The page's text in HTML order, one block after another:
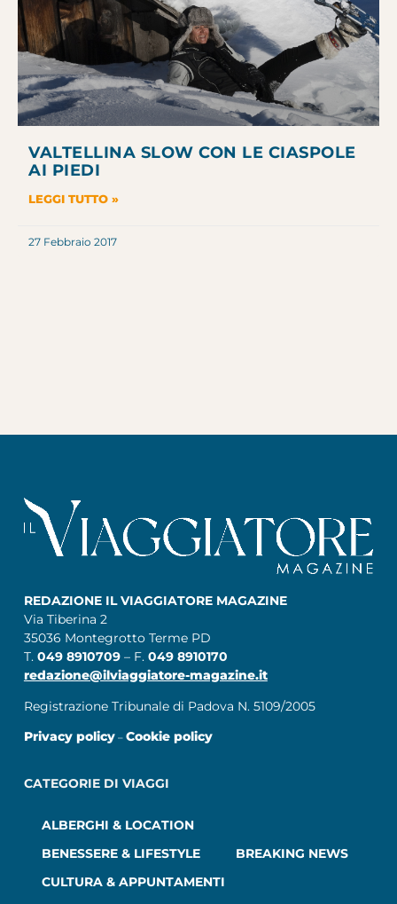
VALTELLINA SLOW CON LE CIASPOLE
AI PIEDI
LEGGI TUTTO »
27 Febbraio 2017
REDAZIONE IL VIAGGIATORE MAGAZINE
Via Tiberina 2
35036 Montegrotto Terme PD
T. 049 8910709 – F. 049 8910170
redazione@ilviaggiatore-magazine.it
Registrazione Tribunale di Padova N. 5109/2005
Privacy policy– Cookie policy
CATEGORIE DI VIAGGI
ALBERGHI & LOCATION
BENESSERE & LIFESTYLE
BREAKING NEWS
CULTURA & APPUNTAMENTI